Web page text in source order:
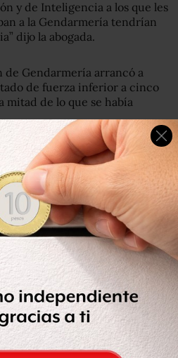
y de Inteligencia a los que les
a la Gendarmería tendrían
dijo la abogada.
de Gendarmería arrancó a
de fuerza inferior a cinco
mitad de lo que se había
por la corporación vía
elnacimiento de esta nueva
del estado de fuerza
Federal, lo que confirma la
elementos de otras áreas.
Inteligencia de Policía Federal
elementos, casi 400 elementos
la División de Investigación
elementos, 150 menos que el
Fuerzas Federales cerró con
que el año anterior, y la de
2014 con 8 mil 540
menos que en 2013.